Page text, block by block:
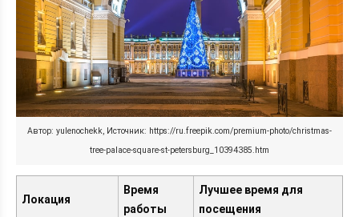
Автор: yulenochekk, Источник: https://ru.freepik.com/premium-photo/christmas-
tree-palace-square-st-petersburg_10394385.htm
Локация
Время
работы
Лучшее время для
посещения